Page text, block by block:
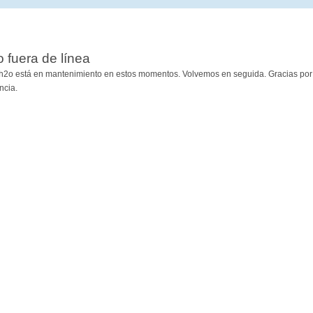
fuera de línea
está en mantenimiento en estos momentos. Volvemos en seguida. Gracias